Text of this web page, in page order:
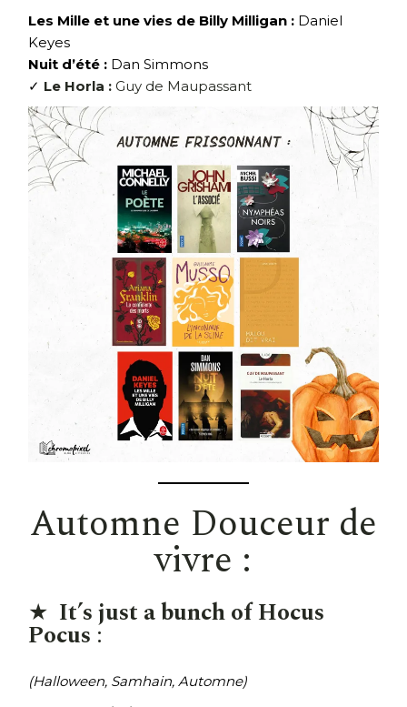
Les Mille et une vies de Billy Milligan : Daniel
Keyes
Nuit d’été : Dan Simmons
✓ Le Horla : Guy de Maupassant
Automne Douceur de
vivre :
★ It’s just a bunch of Hocus
Pocus :
(Halloween, Samhain, Automne)